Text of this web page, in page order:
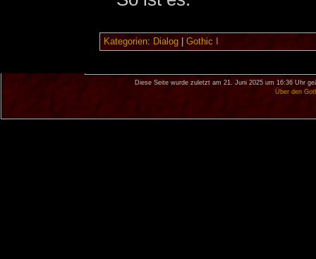
Kategorien: Dialog| Gothic I
Diese Seite wurde zuletzt am 21. Juni 2025 um 16:36 Uhr
Über den